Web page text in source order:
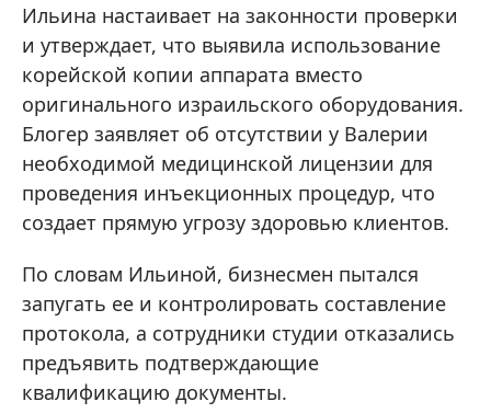
Ильина настаивает на законности проверки
и утверждает, что выявила использование
корейской копии аппарата вместо
оригинального израильского оборудования.
Блогер заявляет об отсутствии у Валерии
необходимой медицинской лицензии для
проведения инъекционных процедур, что
создает прямую угрозу здоровью клиентов.
По словам Ильиной, бизнесмен пытался
запугать ее и контролировать составление
протокола, а сотрудники студии отказались
предъявить подтверждающие
квалификацию документы.